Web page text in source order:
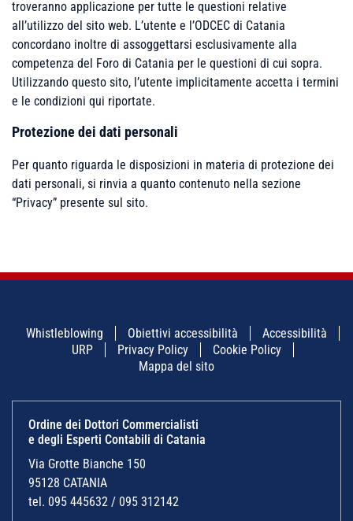
troveranno applicazione per tutte le questioni relative
all’utilizzo del sito web. L’utente e l’ODCEC di Catania
concordano inoltre di assoggettarsi esclusivamente alla
competenza del Foro di Catania per le questioni di cui sopra.
Utilizzando questo sito, l’utente implicitamente accetta i termini
e le condizioni qui riportate.
Protezione dei dati personali
Per quanto riguarda le disposizioni in materia di protezione dei
dati personali, si rinvia a quanto contenuto nella sezione
“Privacy” presente sul sito.
Whistleblowing Obiettivi accessibilità
Accessibilità
URP
Privacy Policy
Cookie Policy
Mappa del sito
Ordine dei Dottori Commercialisti
e degli Esperti Contabili di Catania
Via Grotte Bianche 150
95128 CATANIA
tel. 095 445632 / 095 312142